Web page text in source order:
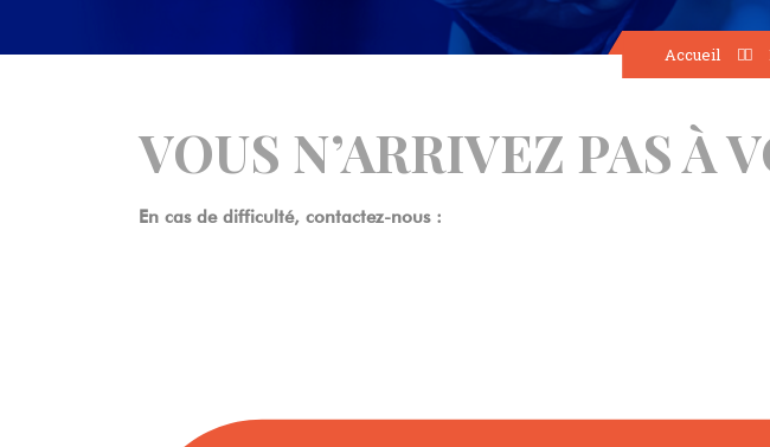
Accueil
VOUS N’ARRIVEZ PAS À
En cas de difficulté, contactez-nous :